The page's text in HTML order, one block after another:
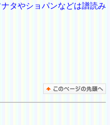
タやショパンなどは譜読み